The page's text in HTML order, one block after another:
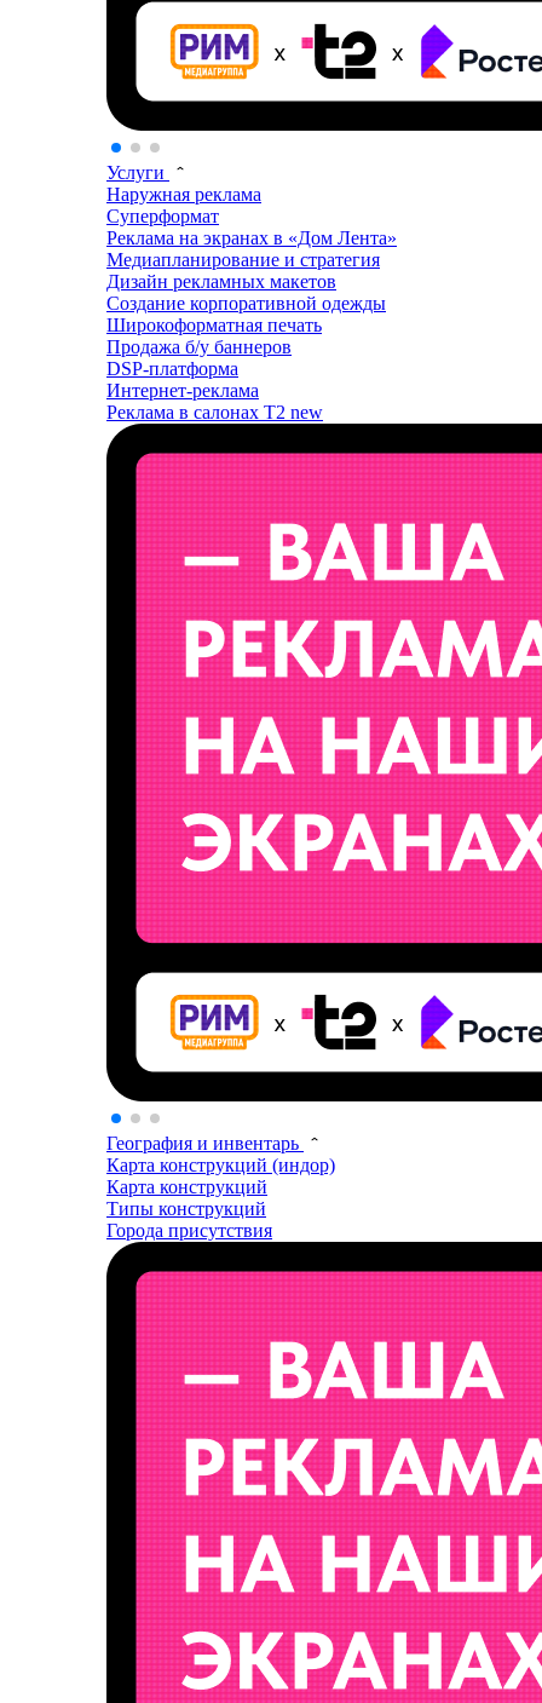
Услуги
Наружная реклама
Суперформат
Реклама на экранах в «Дом Лента»
Медиапланирование и стратегия
Дизайн рекламных макетов
Создание корпоративной одежды
Широкоформатная печать
Продажа б/у баннеров
DSP-платформа
Интернет-реклама
Реклама в салонах T2 new
География и инвентарь
Карта конструкций (индор)
Карта конструкций
Типы конструкций
Города присутствия